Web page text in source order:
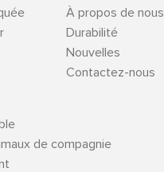
de compagnie
À propos de nous
Durabilité
Nouvelles
Contactez-nous